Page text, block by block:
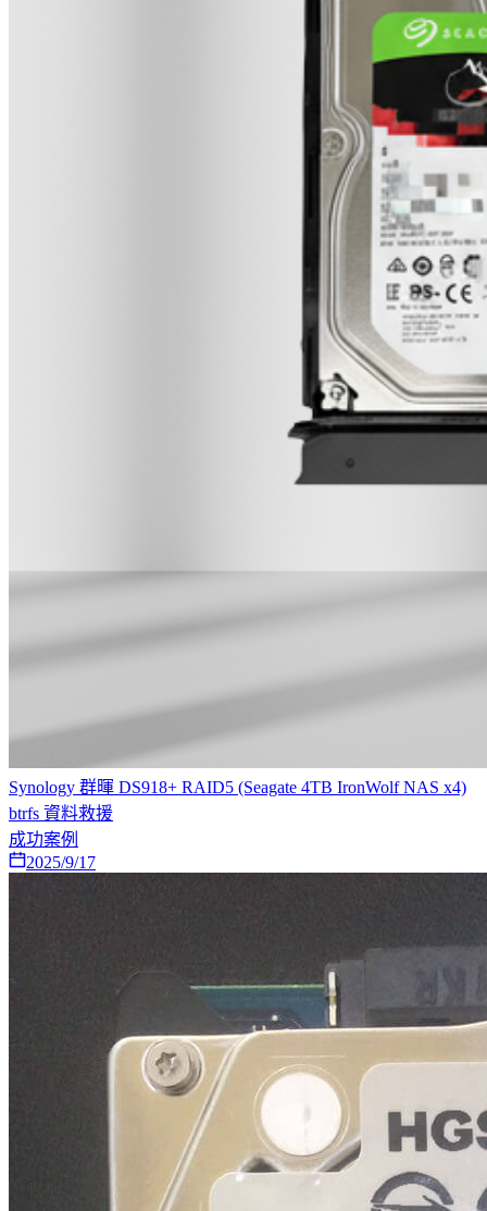
Synology 群暉 DS918+ RAID5 (Seagate 4TB IronWolf NAS x4)
btrfs 資料救援
成功案例
2025/9/17